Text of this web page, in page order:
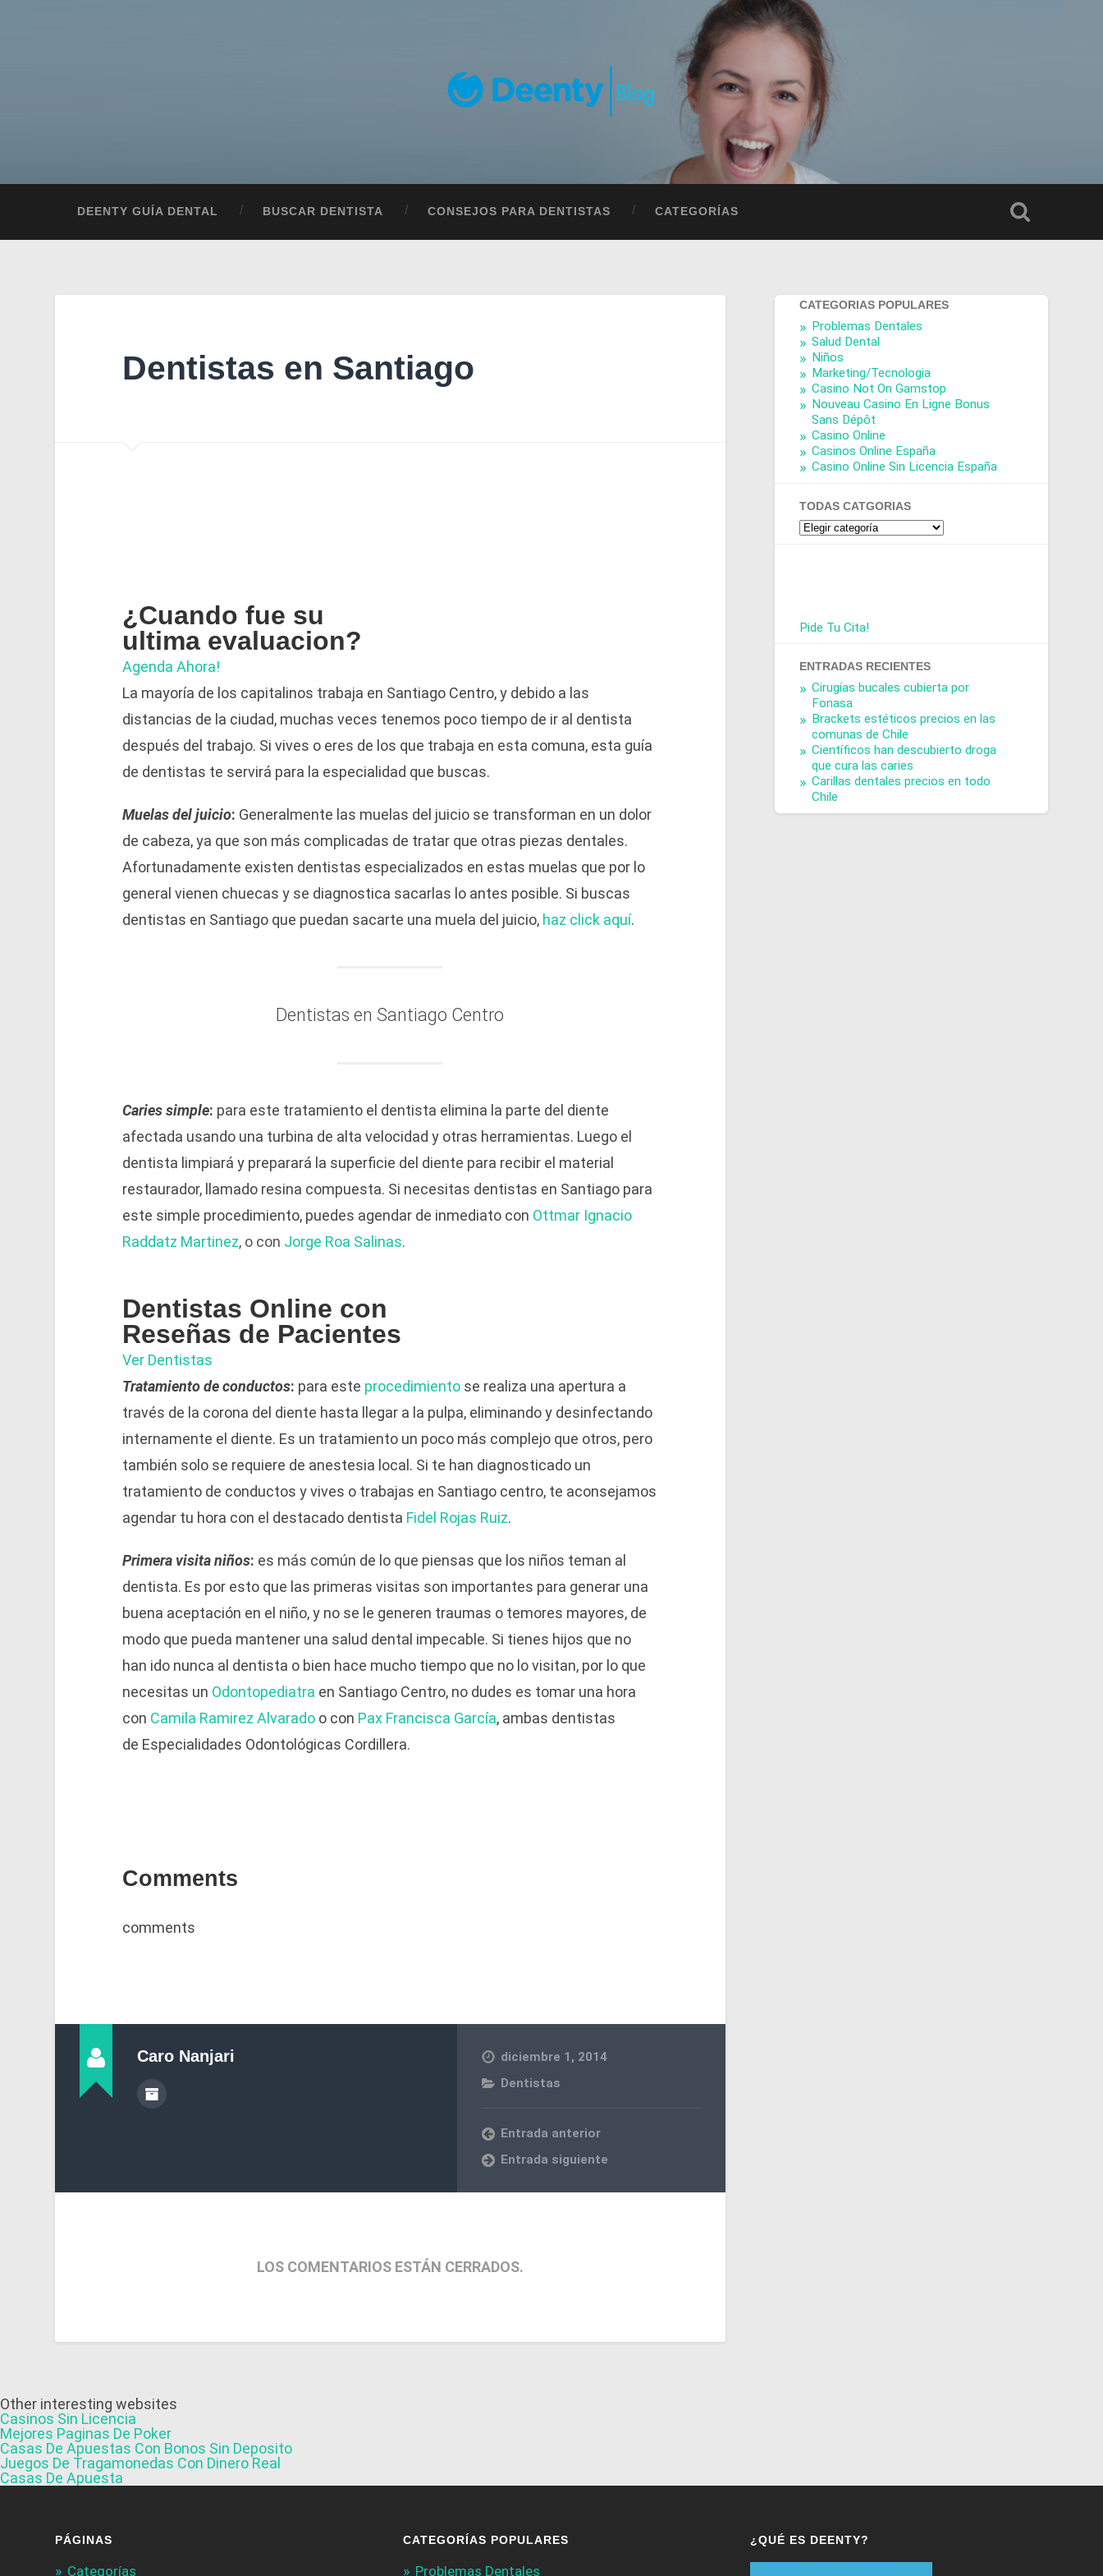
DEENTY GUÍA DENTAL BUSCAR DENTISTA CONSEJOS PARA DENTISTAS CATEGORÍAS
Dentistas en Santiago
¿Cuando fue su
ultima evaluacion?
Agenda Ahora!
La mayoría de los capitalinos trabaja en Santiago Centro, y debido a las
distancias de la ciudad, muchas veces tenemos poco tiempo de ir al dentista
después del trabajo. Si vives o eres de los que trabaja en esta comuna, esta guía
de dentistas te servirá para la especialidad que buscas.
Muelas del juicio: Generalmente las muelas del juicio se transforman en un dolor
de cabeza, ya que son más complicadas de tratar que otras piezas dentales.
Afortunadamente existen dentistas especializados en estas muelas que por lo
general vienen chuecas y se diagnostica sacarlas lo antes posible. Si buscas
dentistas en Santiago que puedan sacarte una muela del juicio, haz click aquí.
Dentistas en Santiago Centro
Caries simple: para este tratamiento el dentista elimina la parte del diente
afectada usando una turbina de alta velocidad y otras herramientas. Luego el
dentista limpiará y preparará la superficie del diente para recibir el material
restaurador, llamado resina compuesta. Si necesitas dentistas en Santiago para
este simple procedimiento, puedes agendar de inmediato con Ottmar Ignacio
Raddatz Martinez, o con Jorge Roa Salinas.
Dentistas Online con
Reseñas de Pacientes
Ver Dentistas
Tratamiento de conductos: para este procedimientose realiza una apertura a
través de la corona del diente hasta llegar a la pulpa, eliminando y desinfectando
internamente el diente. Es un tratamiento un poco más complejo que otros, pero
también solo se requiere de anestesia local. Si te han diagnosticado un
tratamiento de conductos y vives o trabajas en Santiago centro, te aconsejamos
agendar tu hora con el destacado dentista Fidel Rojas Ruiz.
Primera visita niños: es más común de lo que piensas que los niños teman al
dentista. Es por esto que las primeras visitas son importantes para generar una
buena aceptación en el niño, y no se le generen traumas o temores mayores, de
modo que pueda mantener una salud dental impecable. Si tienes hijos que no
han ido nunca al dentista o bien hace mucho tiempo que no lo visitan, por lo que
necesitas un Odontopediatra en Santiago Centro, no dudes es tomar una hora
con Camila Ramirez Alvaradoo con Pax Francisca García, ambas dentistas
de Especialidades Odontológicas Cordillera.
Comments
comments
Caro Nanjari
diciembre 1, 2014
Dentistas
Entrada anterior
Entrada siguiente
LOS COMENTARIOS ESTÁN CERRADOS.
CATEGORIAS POPULARES
Problemas Dentales
Salud Dental
Niños
Marketing/Tecnologia
Casino Not On Gamstop
Nouveau Casino En Ligne Bonus
Sans Dépôt
Casino Online
Casinos Online España
Casino Online Sin Licencia España
TODAS CATGORIAS
Todas
Catgorias
Pide Tu Cita!
ENTRADAS RECIENTES
Cirugías bucales cubierta por
Fonasa
Brackets estéticos precios en las
comunas de Chile
Científicos han descubierto droga
que cura las caries
Carillas dentales precios en todo
Chile
Other interesting websites
Casinos Sin Licencia
Mejores Paginas De Poker
Casas De Apuestas Con Bonos Sin Deposito
Juegos De Tragamonedas Con Dinero Real
Casas De Apuesta
PÁGINAS
Categorías
CATEGORÍAS POPULARES
Problemas Dentales
¿QUÉ ES DEENTY?